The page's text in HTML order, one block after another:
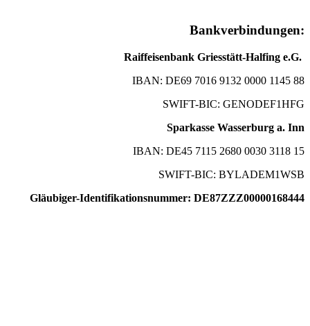
Bankverbindungen:
Raiffeisenbank Griesstätt-Halfing e.G.
IBAN: DE69 7016 9132 0000 1145 88
SWIFT-BIC: GENODEF1HFG
Sparkasse Wasserburg a. Inn
IBAN: DE45 7115 2680 0030 3118 15
SWIFT-BIC: BYLADEM1WSB
Gläubiger-Identifikationsnummer: DE87ZZZ00000168444